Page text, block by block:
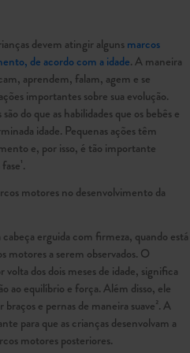
devem atingir algunsmarcos
de acordo com a idade. A maneira
aprendem, falam, agem e se
importantes sobre sua evolução.
do que as habilidades que os bebês e
idade. Pequenas ações têm
e, por isso, é tão importante
motores no desenvolvimento da
erguida com firmeza, quando está
motores a serem observados. O
dos dois meses de idade, significa
ao equilíbrio e força. Além disso, ele
e pernas de maneira suave². A
para que as crianças desenvolvam a
motores posteriores.